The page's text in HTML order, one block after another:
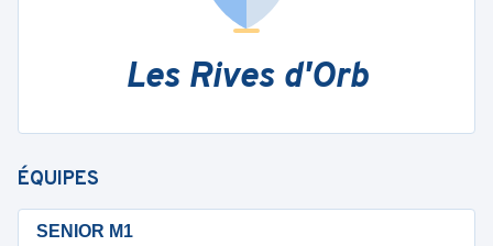
Les Rives d'Orb
ÉQUIPES
SENIOR M1